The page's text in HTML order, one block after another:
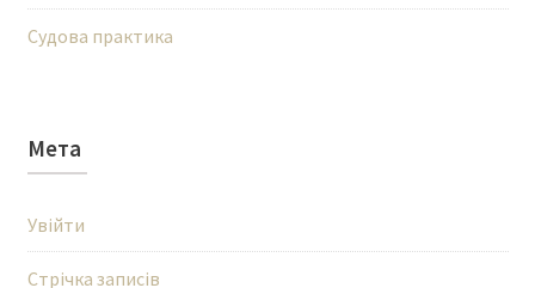
Судова практика
Мета
Увійти
Стрічка записів